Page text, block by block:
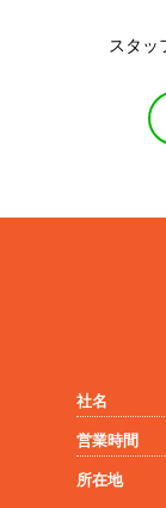
スタッ
社名
営業時間
所在地